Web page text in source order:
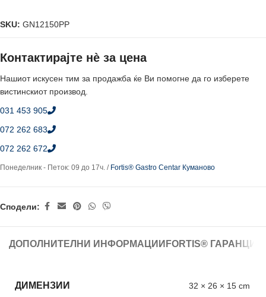
SKU: GN12150PP
Контактирајте нè за цена
Нашиот искусен тим за продажба ќе Ви помогне да го изберете
вистинскиот производ.
031 453 905
072 262 683
072 262 672
Понеделник - Петок: 09 до 17ч. / Fortis® Gastro Centar Куманово
Сподели:
ДОПОЛНИТЕЛНИ ИНФОРМАЦИИ FORTIS®
ДИМЕНЗИИ 32 × 26 × 15 cm